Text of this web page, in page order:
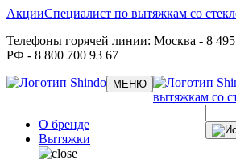
Акции
Телефоны горячей линии: Москва - 8
РФ - 8 800 700 93 67
Специалист по вытяжкам со
Toggle
navigation
МЕНЮ
вытяжкам со
О бренде
Вытяжки